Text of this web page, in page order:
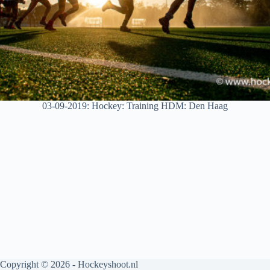
03-09-2019: Hockey: Training HDM: Den Haag
Copyright © 2026 - Hockeyshoot.nl